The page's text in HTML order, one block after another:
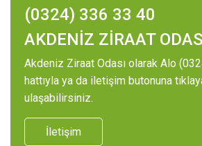
(0324) 336 33 40
AKDENİZ ZİRAAT
Akdeniz Ziraat Odası olarak Alo
hattıyla ya da iletişim butonuna
ulaşabilirsiniz.
İletişim